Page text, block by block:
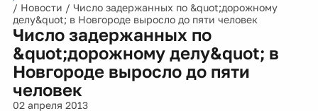
/ Новости / Число задержанных по &quot;дорожному
делу&quot; в Новгороде выросло до пяти человек
Число задержанных по
&quot;дорожному делу&quot; в
Новгороде выросло до пяти
человек
02 апреля 2013